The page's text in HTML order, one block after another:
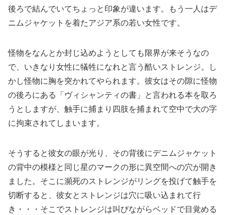
後ろで結んでいてちょっと印象が違います。もう一人はデ
ニムジャケットを着たアジア系の若い女性です。
怪物をなんとか封じ込めようとしても限界が来そうなの
で、いきなり女性に犠牲になれと言う酷いストレンジ。し
かし怪物に胸を突かれてやられます。彼女はその隙に怪物
の後ろにある「ヴィシャンティの書」と言われる本を取ろ
うとしますが、触手に捕まり四肢を捕まれて空中で大の字
に拘束されてしまいます。
そうすると彼女の眼が光り、その背後にデニムジャケット
の背中の模様と同じ星のマークの形に異空間への穴が開き
ました。そこに瀕死のストレンジがリングを投げて触手を
切断すると、彼女とストレンジは穴に吸い込まれて行
き・・・そこでストレンジは叫びながらベッドで目覚める